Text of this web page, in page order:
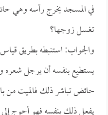
في المسجد يخرج رأسه وهي
تغسل زوجها؟
والجواب: استنبطه بطريق
يستطيع بنفسه أن يرجل شعره
حائض تباشر ذلك فالميت من